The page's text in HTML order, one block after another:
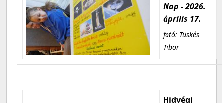
Nap - 2026.
április 17.
fotó: Tüskés
Tibor
Hidvégi